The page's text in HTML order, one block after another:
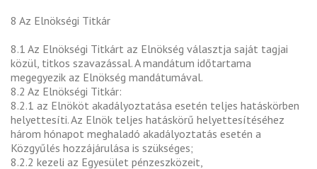
8 Az Elnökségi Titkár
8.1 Az Elnökségi Titkárt az Elnökség választja saját tagjai
közül, titkos szavazással. A mandátum időtartama
megegyezik az Elnökség mandátumával.
8.2 Az Elnökségi Titkár:
8.2.1 az Elnököt akadályoztatása esetén teljes hatáskörben
helyettesíti. Az Elnök teljes hatáskörű helyettesítéséhez
három hónapot meghaladó akadályoztatás esetén a
Közgyűlés hozzájárulása is szükséges;
8.2.2 kezeli az Egyesület pénzeszközeit,